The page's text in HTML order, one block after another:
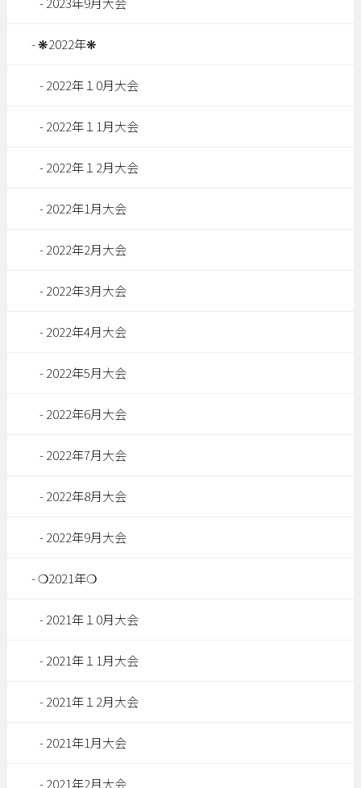
❋2022年❋
2022年１0月大会
2022年１1月大会
2022年１2月大会
2022年1月大会
2022年2月大会
2022年3月大会
2022年4月大会
2022年5月大会
2022年6月大会
2022年7月大会
2022年8月大会
2022年9月大会
❍2021年❍
2021年１0月大会
2021年１1月大会
2021年１2月大会
2021年1月大会
2021年2月大会